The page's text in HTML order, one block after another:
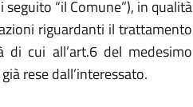
“il Comune”), in qualità
riguardanti il trattamento
cui all’art.6 del medesimo
rese dall’interessato.